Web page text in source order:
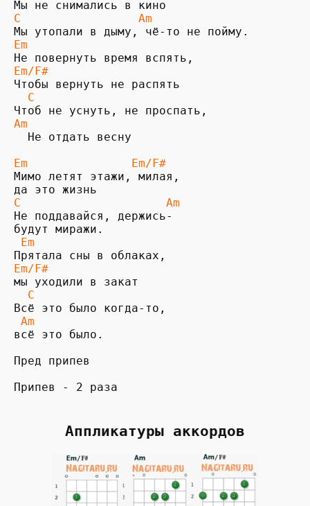
С                 Am
Em
Em/F#
  С
Am
  Не отдать весну
Em               Em/F#
Мимо летят этажи, милая,
C                     Am
Не поддавайся, держись-
Em
Em/F#
  C
Am
всё это было.
Пред припев
Припев - 2 раза
Аппликатуры аккордов